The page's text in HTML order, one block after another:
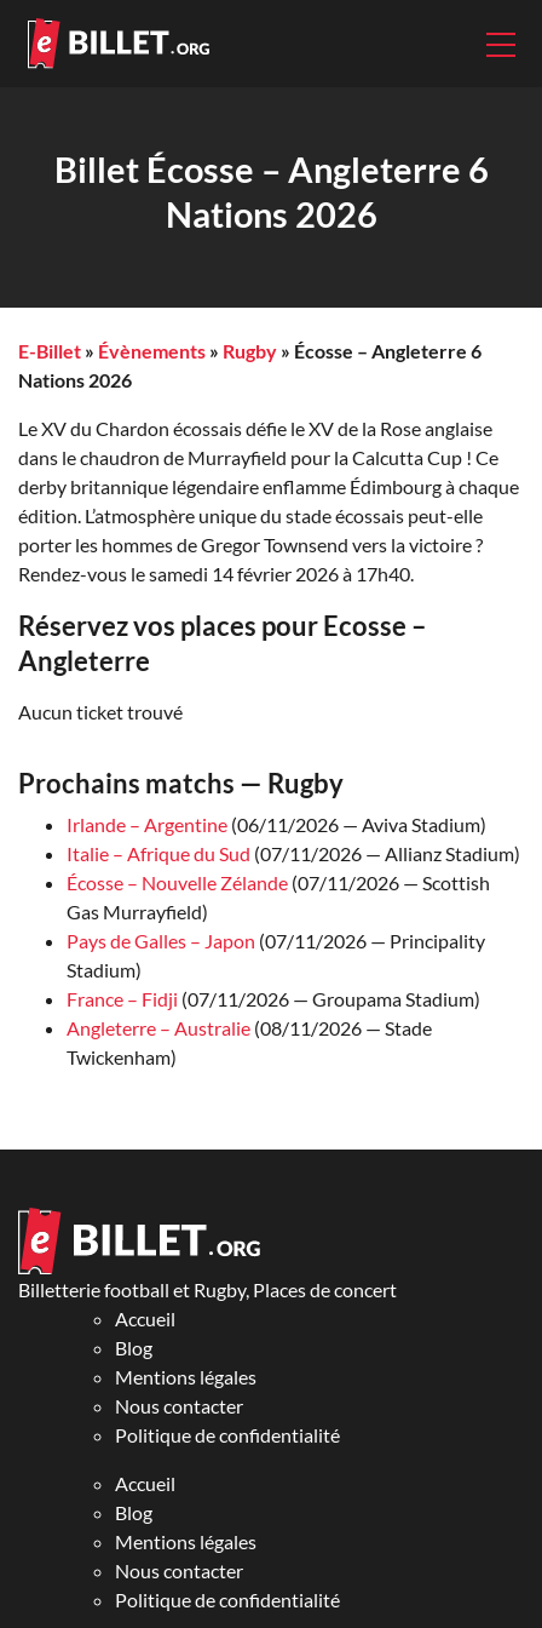
Billet Écosse – Angleterre 6
Nations 2026
E-Billet » Évènements » Rugby » Écosse – Angleterre 6
Nations 2026
Le XV du Chardon écossais défie le XV de la Rose anglaise
dans le chaudron de Murrayfield pour la Calcutta Cup ! Ce
derby britannique légendaire enflamme Édimbourg à chaque
édition. L’atmosphère unique du stade écossais peut-elle
porter les hommes de Gregor Townsend vers la victoire ?
Rendez-vous le samedi 14 février 2026 à 17h40.
Réservez vos places pour Ecosse –
Angleterre
Aucun ticket trouvé
Prochains matchs — Rugby
Irlande – Argentine (06/11/2026 — Aviva Stadium)
Italie – Afrique du Sud (07/11/2026 — Allianz Stadium)
Écosse – Nouvelle Zélande (07/11/2026 — Scottish
Gas Murrayfield)
Pays de Galles – Japon (07/11/2026 — Principality
Stadium)
France – Fidji (07/11/2026 — Groupama Stadium)
Angleterre – Australie (08/11/2026 — Stade
Twickenham)
Billetterie football et Rugby, Places de concert
Accueil
Blog
Mentions légales
Nous contacter
Politique de confidentialité
Accueil
Blog
Mentions légales
Nous contacter
Politique de confidentialité